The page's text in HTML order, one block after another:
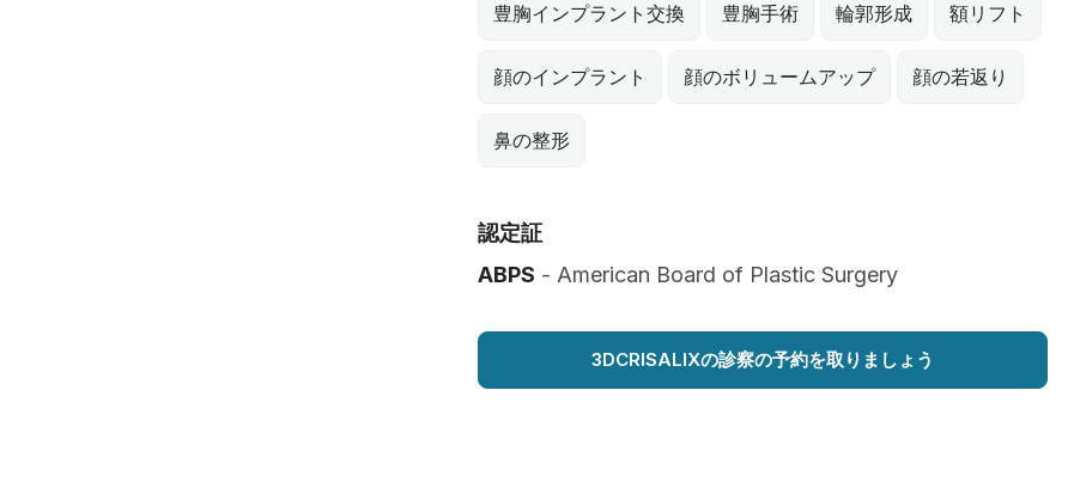
豊胸インプラント交換 豊胸手術 輪郭形成 額リフト
顔のインプラント 顔のボリュームアップ 顔の若返り
鼻の整形
認定証
ABPS - American Board of Plastic Surgery
3DCRISALIXの診察の予約を取りましょう